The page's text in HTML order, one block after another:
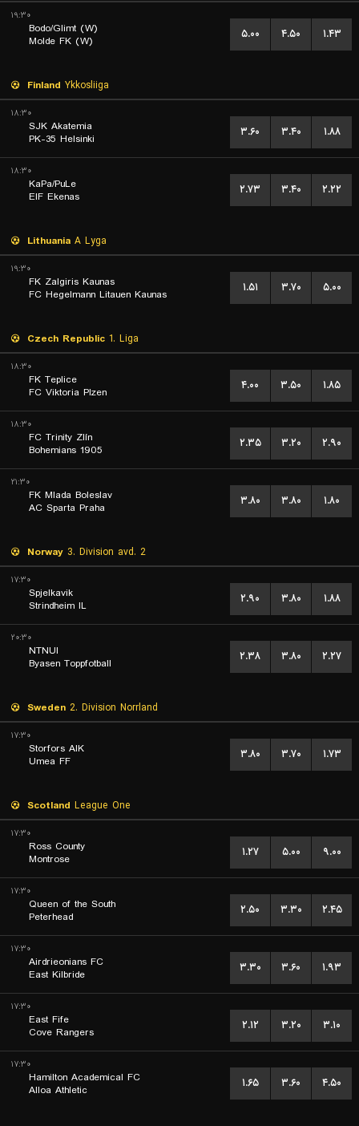
۱۹:۳۰
Bodo/Glimt (W)
Molde FK (W)
۵.۰۰ ۴.۵۰ ۱.۴۳
Finland Ykkosliiga
۱۸:۳۰
SJK Akatemia
PK-35 Helsinki
۳.۶۰ ۳.۴۰ ۱.۸۸
۱۸:۳۰
KaPa/PuLe
EIF Ekenas
۲.۷۳ ۳.۴۰ ۲.۲۲
Lithuania A Lyga
۱۹:۳۰
FK Zalgiris Kaunas
FC Hegelmann Litauen Kaunas
۱.۵۱ ۳.۷۰ ۵.۰۰
Czech Republic 1. Liga
۱۸:۳۰
FK Teplice
FC Viktoria Plzen
۴.۰۰ ۳.۵۰ ۱.۸۵
۱۸:۳۰
FC Trinity Zlín
Bohemians 1905
۲.۳۵ ۳.۲۰ ۲.۹۰
۲۱:۳۰
FK Mlada Boleslav
AC Sparta Praha
۳.۸۰ ۳.۸۰ ۱.۸۰
Norway 3. Division avd. 2
۱۷:۳۰
Spjelkavik
Strindheim IL
۲.۹۰ ۳.۸۰ ۱.۸۸
۲۰:۳۰
NTNUI
Byasen Toppfotball
۲.۳۸ ۳.۸۰ ۲.۲۷
Sweden 2. Division Norrland
۱۷:۳۰
Storfors AIK
Umea FF
۳.۸۰ ۳.۷۰ ۱.۷۳
Scotland League One
۱۷:۳۰
Ross County
Montrose
۱.۲۷ ۵.۰۰ ۹.۰۰
۱۷:۳۰
Queen of the South
Peterhead
۲.۵۰ ۳.۳۰ ۲.۴۵
۱۷:۳۰
Airdrieonians FC
East Kilbride
۳.۳۰ ۳.۶۰ ۱.۹۳
۱۷:۳۰
East Fife
Cove Rangers
۲.۱۲ ۳.۲۰ ۳.۱۰
۱۷:۳۰
Hamilton Academical FC
Alloa Athletic
۱.۶۵ ۳.۶۰ ۴.۵۰